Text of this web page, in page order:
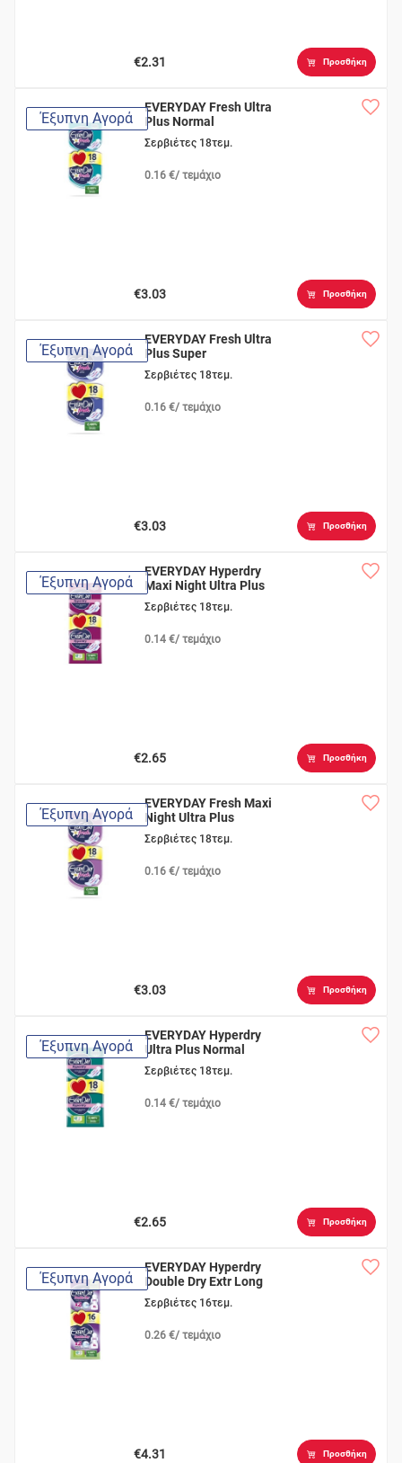
€2.31 Προσθήκη
Έξυπνη Αγορά
EVERYDAY Fresh Ultra
Plus Normal
Σερβιέτες 18τεμ.
0.16 €/ τεμάχιο
€3.03 Προσθήκη
Έξυπνη Αγορά
EVERYDAY Fresh Ultra
Plus Super
Σερβιέτες 18τεμ.
0.16 €/ τεμάχιο
€3.03 Προσθήκη
Έξυπνη Αγορά
EVERYDAY Hyperdry
Maxi Night Ultra Plus
Σερβιέτες 18τεμ.
0.14 €/ τεμάχιο
€2.65 Προσθήκη
Έξυπνη Αγορά
EVERYDAY Fresh Maxi
Night Ultra Plus
Σερβιέτες 18τεμ.
0.16 €/ τεμάχιο
€3.03 Προσθήκη
Έξυπνη Αγορά
EVERYDAY Hyperdry
Ultra Plus Normal
Σερβιέτες 18τεμ.
0.14 €/ τεμάχιο
€2.65 Προσθήκη
Έξυπνη Αγορά
EVERYDAY Hyperdry
Double Dry Extr Long
Σερβιέτες 16τεμ.
0.26 €/ τεμάχιο
€4.31 Προσθήκη